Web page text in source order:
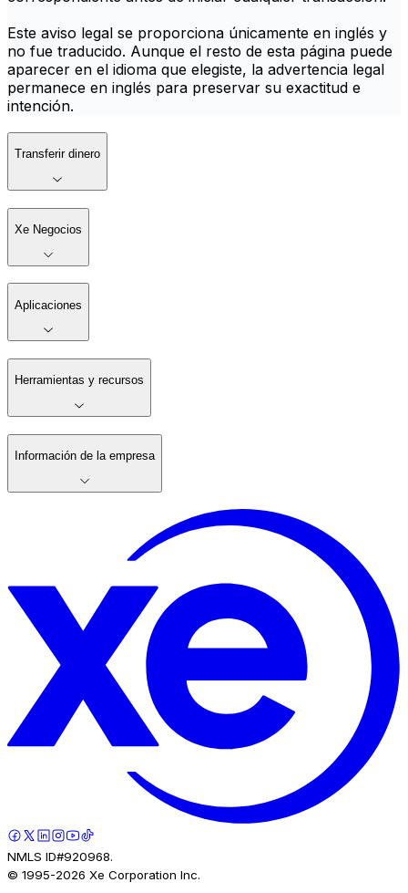
Este aviso legal se proporciona únicamente en inglés y
no fue traducido. Aunque el resto de esta página puede
aparecer en el idioma que elegiste, la advertencia legal
permanece en inglés para preservar su exactitud e
intención.
Transferir dinero
Xe Negocios
Aplicaciones
Herramientas y recursos
Información de la empresa
NMLS ID#920968.
© 1995-2026 Xe Corporation Inc.